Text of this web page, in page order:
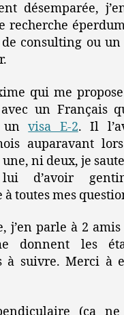
désemparée,
recherche
consulting ou
qui me
un Français
unvisa E-2. Il
auparavant
une, ni deux, je
d’avoir
toutes mes
j’en parle à 2
donnent les
à suivre. Merci à
(ça